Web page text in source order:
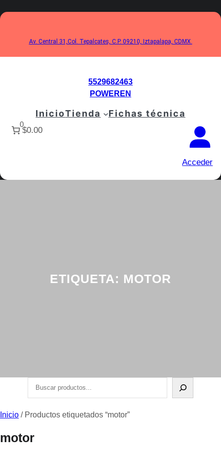
al
Av. Central 31,Col. Tepalcates, C.P. 09210, Iztapalapa, CDMX.
5529682463
POWEREN
InicioTienda Fichas técnica
0
$0.00
Acceder
ETIQUETA: MOTOR
Inicio / Productos etiquetados “motor”
motor